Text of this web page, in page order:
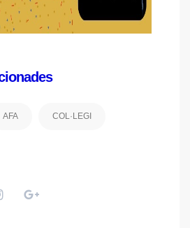
AFA COL·LEGI